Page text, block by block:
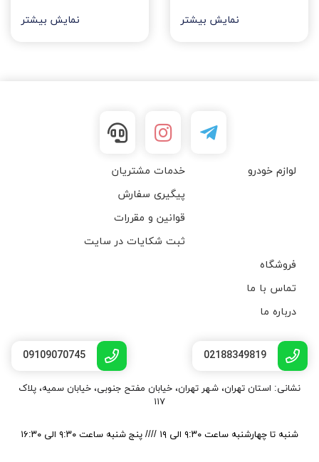
نمایش بیشتر نمایش بیشتر
لوازم خودرو
خدمات مشتریان
پیگیری سفارش
قوانین و مقررات
ثبت شکایات در سایت
فروشگاه
تماس با ما
درباره ما
02188349819
09109070745
نشانی: استان تهران، شهر تهران، خیابان مفتح جنوبی، خیابان سمیه، پلاک
۱۱۷
شنبه تا چهارشنبه ساعت ۹:۳۰ الی ۱۹ //// پنج شنبه ساعت ۹:۳۰ الی ۱۶:۳۰